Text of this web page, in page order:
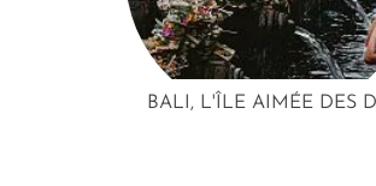
BALI, L'ÎLE AIMÉE DES